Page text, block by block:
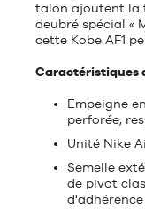
talon ajoutent la
deubré spécial «
cette Kobe AF1
Caractéristiques
Empeigne
perforée,
Unité Nike
Semelle
de pivot